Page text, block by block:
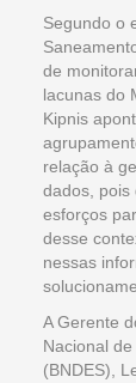
Segundo o
de
lacunas do
Kipnis
relação à
dados, pois
esforços
desse
nessas
A Gerente
Nacional
(BNDES),